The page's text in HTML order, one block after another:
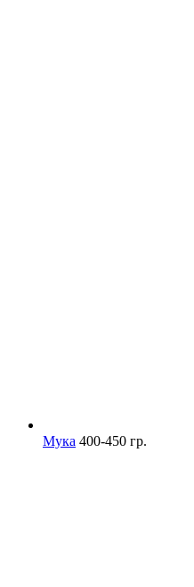
Мука 400-450 гр.